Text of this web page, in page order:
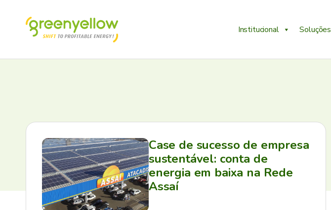
Institucional Soluções
Case de sucesso de empresa
sustentável: conta de
energia em baixa na Rede
Assaí